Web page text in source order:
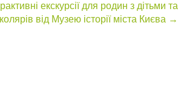
екскурсії для родин з дітьми та
від Музею історії міста Києва →